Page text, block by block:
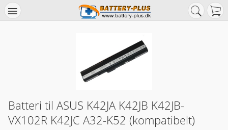
Batteri til ASUS K42JA K42JB K42JB-
VX102R K42JC A32-K52 (kompatibelt)